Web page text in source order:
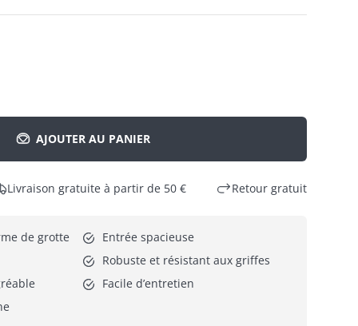
AJOUTER AU PANIER
Livraison gratuite à partir de 50 € Retour gratuit
de grotte
Entrée spacieuse
Robuste et résistant aux griffes
Facile d’entretien